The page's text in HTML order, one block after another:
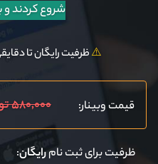
شروع کردند و
⚠️ظرفیت رایگان تا
قیمت وبینار: ۵۸۰,۰۰۰ تومان
ظرفیت برای ثبت نامرایگان: